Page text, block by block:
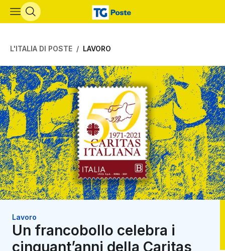
Vai al contenuto principale
L'ITALIA DI POSTE LAVORO
Lavoro
Un francobollo celebra i
cinquant’anni della Caritas